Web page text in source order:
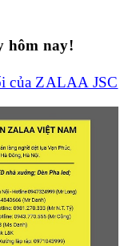
hôm nay!
của ZALAA JSC